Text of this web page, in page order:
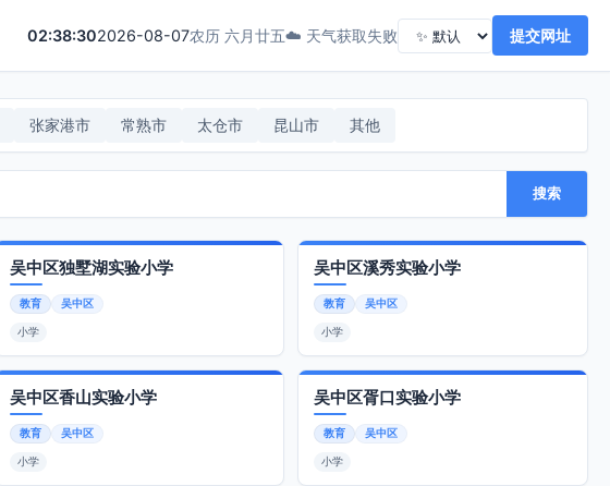
02:38:302026-08-07农历 六月廿五☁️ 天气获取失败 提交网址
张家港市 常熟市 太仓市 昆山市 其他
搜索
吴中区独墅湖实验小学
教育 吴中区
小学
吴中区溪秀实验小学
教育 吴中区
小学
吴中区香山实验小学
教育 吴中区
小学
吴中区胥口实验小学
教育 吴中区
小学